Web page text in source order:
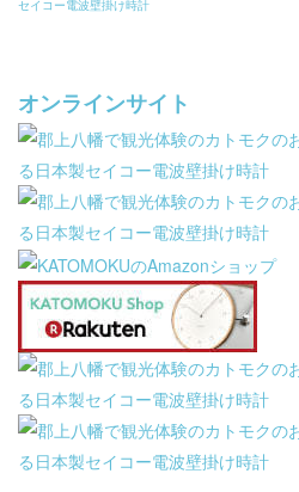
オンラインサイト